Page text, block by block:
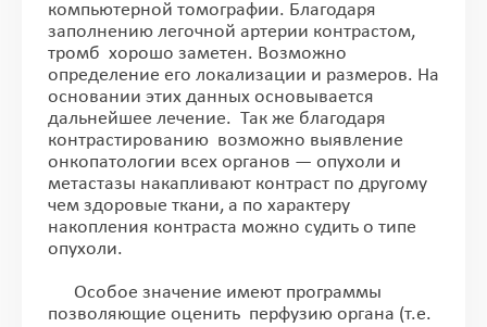
компьютерной томографии. Благодаря
заполнению легочной артерии контрастом,
тромб хорошо заметен. Возможно
определение его локализации и размеров. На
основании этих данных основывается
дальнейшее лечение. Так же благодаря
контрастированию возможно выявление
онкопатологии всех органов — опухоли и
метастазы накапливают контраст по другому
чем здоровые ткани, а по характеру
накопления контраста можно судить о типе
опухоли.
Особое значение имеют программы
позволяющие оценить перфузию органа (т.е.